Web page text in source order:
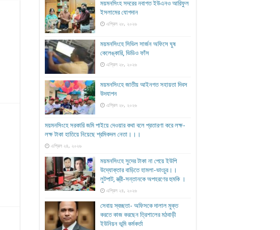
ময়মনসিংহ সদরের নবাগত ইউএনও আরিফুল
ইসলামের যোগদান
এপ্রিল ২৮, ২০২৬
ময়মনসিংহে সিভিল সার্জন অফিসে ঘুষ
কেলেঙ্কারি, ভিডিও ফাঁস
এপ্রিল ২৮, ২০২৬
ময়মনসিংহে জাতীয় আইনগত সহায়তা দিবস
উদযাপন
এপ্রিল ২৮, ২০২৬
ময়মনসিংহে সরকারি জমি পাইয়ে দেওয়ার কথা বলে প্রতারণা করে লক্ষ-
লক্ষ টাকা হাতিয়ে নিয়েছে শ্রমিকদল নেতা।।।
এপ্রিল ২৪, ২০২৬
ময়মনসিংহে সুদের টাকা না পেয়ে ইউপি
উদ্যোক্তার বাড়িতে হামলা-ভাংচুর।।
লুটপাট, স্ত্রী‌-সন্তানকে অপহরণের হুমকি ।
এপ্রিল ২৪, ২০২৬
সেবায় স্বচ্ছতা- অফিসকে দালাল মুক্ত
করতে কাজ করছেন ত্রিশালের মঠবাড়ী
ইউনিয়ন ভূমি কর্মকর্তা